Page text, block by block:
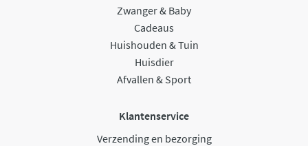
Zwanger & Baby
Cadeaus
Huishouden & Tuin
Huisdier
Afvallen & Sport
Klantenservice
Verzending en bezorging